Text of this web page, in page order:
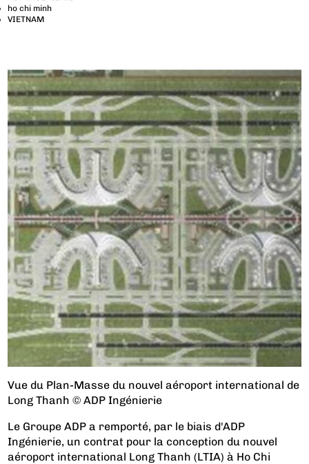
ho chi minh
VIETNAM
Vue du Plan-Masse du nouvel aéroport international de
Long Thanh © ADP Ingénierie
Le Groupe ADP a remporté, par le biais d'ADP
Ingénierie, un contrat pour la conception du nouvel
aéroport international Long Thanh (LTIA) à Ho Chi